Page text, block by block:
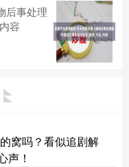
后事处理
容
窝吗？看似追剧解
声！